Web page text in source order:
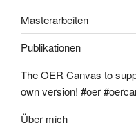
Masterarbeiten
Publikationen
The OER Canvas to
own version! #oer
Über mich